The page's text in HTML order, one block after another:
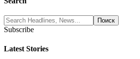
Subscribe
Latest Stories